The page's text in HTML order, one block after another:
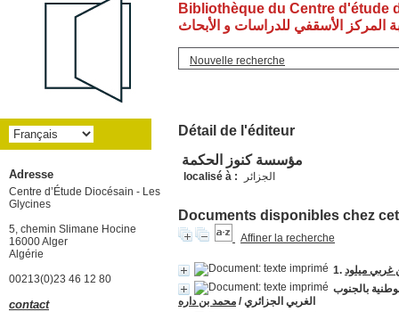
Bibliothèque du Centre d'étude
المركز الأسقفي للدراسات و الأبحاث
Nouvelle recherche
Détail de l'éditeur
مؤسسة كنوز الحكمة
localisé à : الجزائر
Documents disponibles chez
Affiner la recherche
غربي ميلود
و 11 أفريل 1948 أو ملحمة الحركة الوطنية بالجنوب
الغربي الجزائري/ محمد بن داره
Adresse
Centre d’Étude Diocésain - Les
Glycines
5, chemin Slimane Hocine
16000 Alger
Algérie
00213(0)23 46 12 80
contact